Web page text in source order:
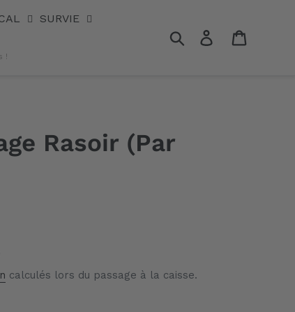
SURVIE
!
RechercherSe connecter
Rasoir (Par
calculés lors du passage à la caisse.